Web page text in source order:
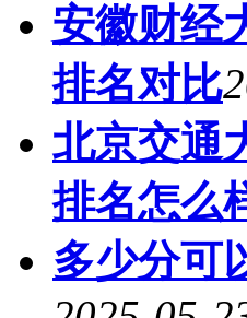
安徽财经
排名对比
北京交通
排名怎么
多少分可